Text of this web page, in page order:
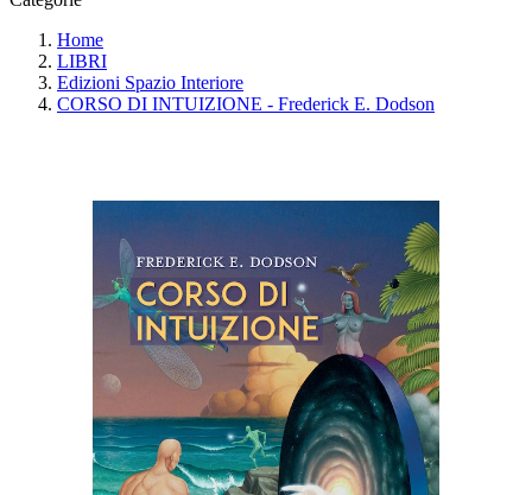
Home
LIBRI
Edizioni Spazio Interiore
CORSO DI INTUIZIONE - Frederick E. Dodson